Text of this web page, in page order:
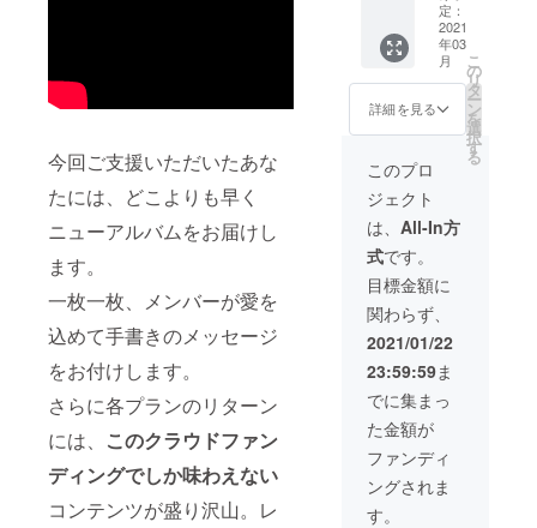
今回ご支援いただいたあな
たには、どこよりも早く
ニューアルバムをお届けし
ます。
一枚一枚、メンバーが愛を
込めて手書きのメッセージ
をお付けします。
さらに各プランのリターン
には、 このクラウドファン
ディングでしか味わえない
コンテンツが盛り沢山。レ
加権
(2021年
5月の開
催を予
おりま
す) ☆
アルバ
ムジャ
ケット
アート
参加権
（楽曲
歌詞の
一節を
お書き
いただ
いた
り、歌
詞カー
ドにイ
ラスト
を組み
込ませ
い。
（エン
トリー
はおひ
とり様
１リ
願い致
す） ※
楽器初
心者の
方でも
全く問
題あり
ませ
ん。メ
レク
チャー
の元、
簡単な
フレー
ズでご
参加い
だくこ
とが可
能で
す。 ※
開催日
時は
月の期
間内で
応相談
とさせ
ていた
だきま
す。 ※
開催場
所は感
染対策
の観点
から基
本的に
バンド
サイド
が希望
する音
楽スタ
させて
いただ
き、
テーマ
や曲調
など決
だきま
す。 レ
コー
ディン
グを経
て完成
したオ
リジナ
ル楽曲
はデー
タもし
くは
CD-R等
にて、
ご希望
の形で
お届け
させて
定グッ
ズプラ
ン】
※CDが
付くプ
ランで
す！
ニュー
アルバ
ムCDに
加えク
ラウド
ファン
ディン
グ限定
記念
グッズ
がつき
ます！
（送料
込みの
お値段
です）
☆クラ
ウド
ファン
定：
2021
年03
月
詳細を見る
こ
の
リ
タ
ー
ン
を
選
択
す
る
このプロ
ジェクト
は、 All-In方
式です。
目標金額に
関わらず、
2021/01/22
23:59:59ま
でに集まっ
た金額が
ファンディ
ングされま
す。